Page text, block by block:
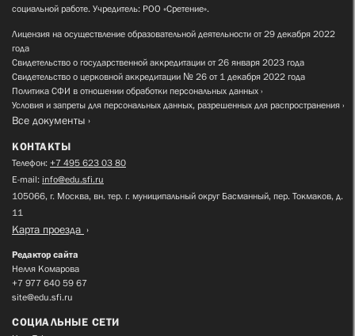
социальной работе. Учредитель: РОО «Сретение».
Лицензия на осуществление образовательной деятельности от 29 декабря 2022
года
Свидетельство о государственной аккредитации от 26 января 2023 года
Свидетельство о церковной аккредитации № 26 от 1 декабря 2022 года
Политика СФИ в отношении обработки персональных данных
Условия и запреты для персональных данных, разрешенных для распространения
Все документы
КОНТАКТЫ
Телефон: +7 495 623 03 80
E-mail: info@edu.sfi.ru
105066, г. Москва, вн. тер. г. муниципальный округ Басманный, пер. Токмаков, д.
11
Карта проезда
Редактор сайта
Нелля Комарова
+7 977 640 59 67
site@edu.sfi.ru
СОЦИАЛЬНЫЕ СЕТИ